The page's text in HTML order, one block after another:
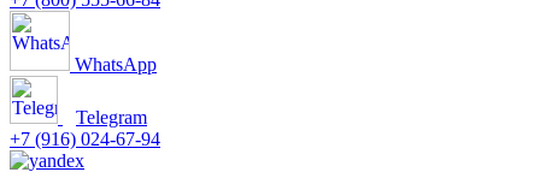
WhatsApp
Telegram
+7 (916) 024-67-94